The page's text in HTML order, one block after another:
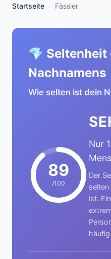
Startseite Fässler
💎 Seltenheit
Nachnamens
Wie selten ist dein
89
/100
Nur
Der
ist.